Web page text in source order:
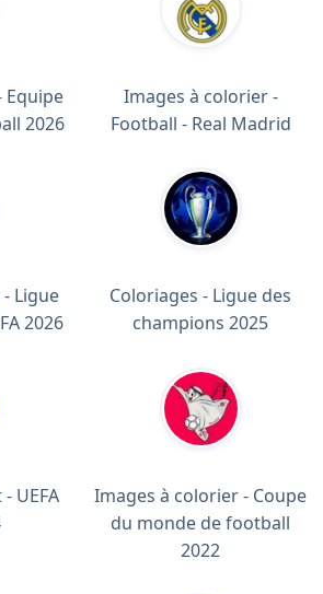
Equipe
2026
Images à colorier -
Football - Real Madrid
Ligue
2026
Coloriages - Ligue des
champions 2025
UEFA
Images à colorier - Coupe
du monde de football
2022